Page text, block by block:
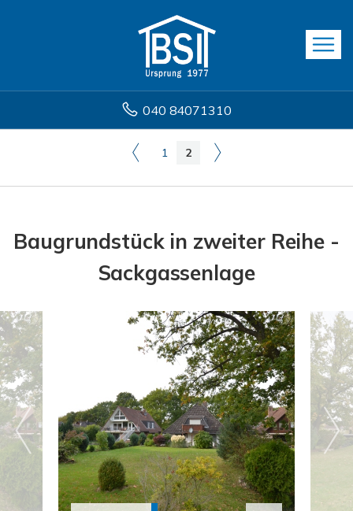
040 84071310
1 2
Baugrundstück in zweiter Reihe -
Sackgassenlage